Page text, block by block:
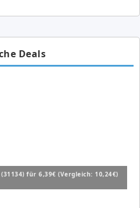
Deals
für 6,39€ (Vergleich: 10,24€)